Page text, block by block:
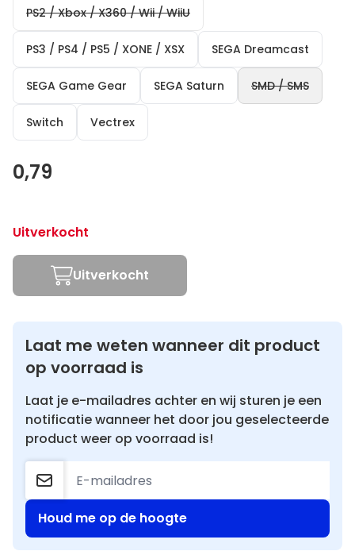
PS2 / Xbox / X360 / Wii / WiiU
PS3 / PS4 / PS5 / XONE / XSX SEGA Dreamcast
SEGA Game Gear SEGA Saturn SMD / SMS
Switch Vectrex
0,79
Uitverkocht
Uitverkocht
Laat me weten wanneer dit product
op voorraad is
Laat je e-mailadres achter en wij sturen je een
notificatie wanneer het door jou geselecteerde
product weer op voorraad is!
Houd me op de hoogte